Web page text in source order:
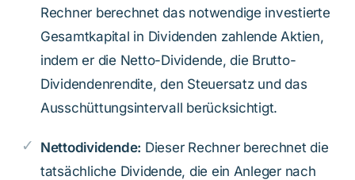
Rechner berechnet das notwendige investierte
Gesamtkapital in Dividenden zahlende Aktien,
indem er die Netto-Dividende, die Brutto-
Dividendenrendite, den Steuersatz und das
Ausschüttungsintervall berücksichtigt.
Nettodividende: Dieser Rechner berechnet die
tatsächliche Dividende, die ein Anleger nach